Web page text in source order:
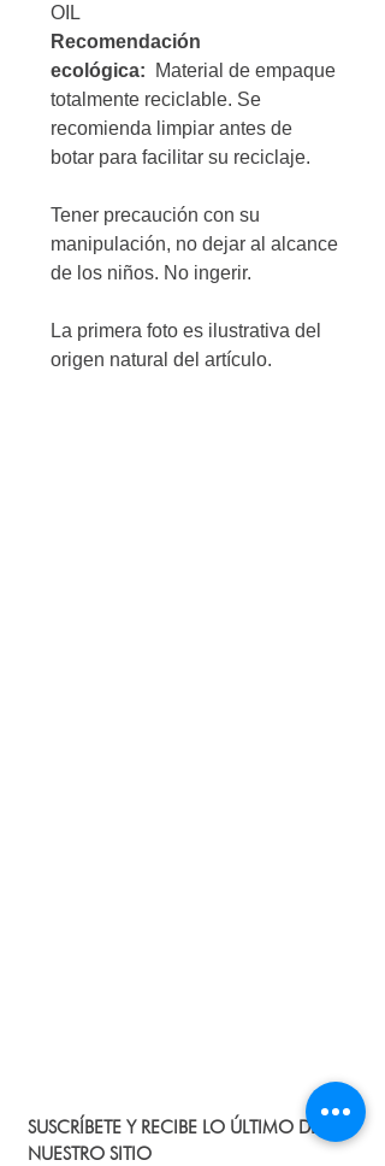
OIL
Recomendación
ecológica:
Material de empaque
totalmente reciclable. Se
recomienda limpiar antes de
botar para facilitar su reciclaje.
Tener precaución con su
manipulación, no dejar al alcance
de los niños. No ingerir.
La primera foto es ilustrativa del
origen natural del artículo.
SUSCRÍBETE Y RECIBE LO ÚLTIMO DE
NUESTRO SITIO